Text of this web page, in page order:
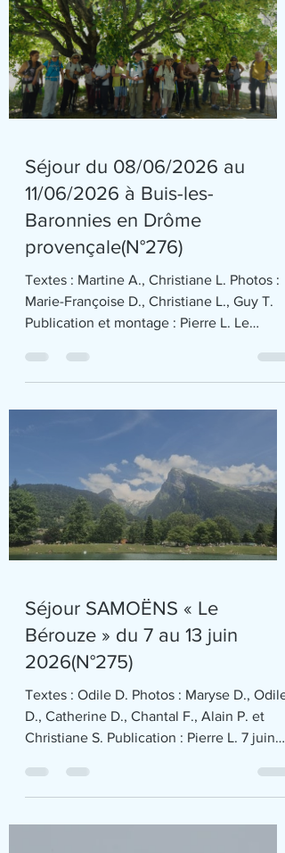
montagne à la mer » nous a fait découvrir
des villages de montagne, des rivières aux
eaux d’une grande pureté avec des
baignades quasi quotidiennes pour les c
Séjour du 08/06/2026 au
11/06/2026 à Buis-les-
Baronnies en Drôme
provençale(N°276)
Textes : Martine A., Christiane L. Photos :
Marie-Françoise D., Christiane L., Guy T.
Publication et montage : Pierre L. Le
installé dans le car des transports VENET,
part de Francheville pour 4 jours de
randonnées et découverte du Parc
Grignan ville étape : pause pique-nique et
visite guidée captivante du château. Dans
l'enceinte du château de Grignan Notre
guide nous parle de Marie de Rabutin
Séjour SAMOËNS « Le
Bérouze » du 7 au 13 juin
2026(N°275)
Textes : Odile D. Photos : Maryse D., Odile
D., Catherine D., Chantal F., Alain P. et
Christiane S. Publication : Pierre L. 7 juin
à Morillon. Le beau temps est au rendez-
vous pour partager le pique nique et faire
une petite randonnée au bord du Giffre :